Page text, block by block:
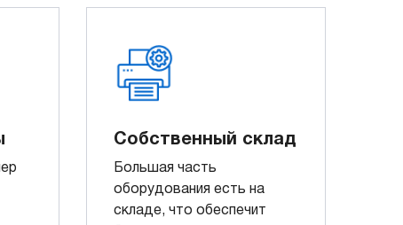
Собственный склад
Большая часть
оборудования есть на
складе, что обеспечит